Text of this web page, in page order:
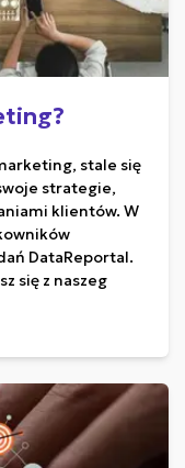
stale się
strategie,
klientów. W
DataReportal.
się z naszeg